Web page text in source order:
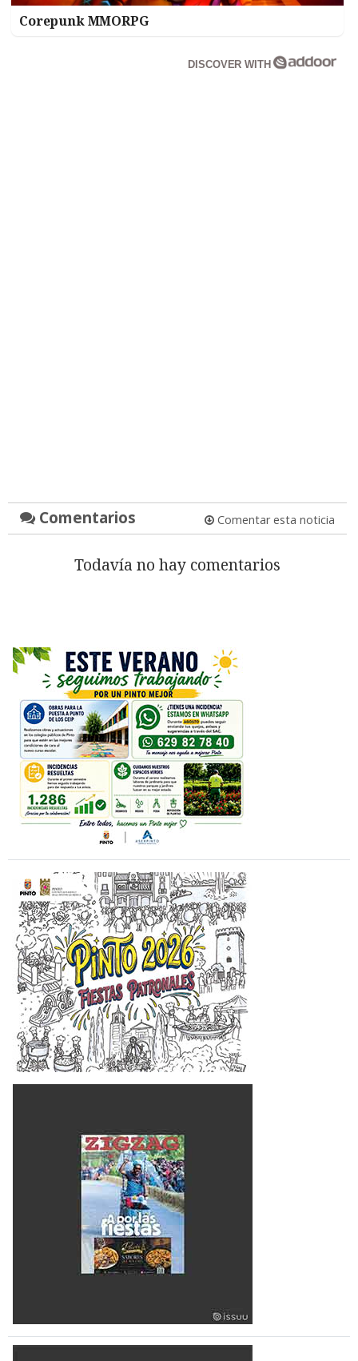
Corepunk MMORPG
DISCOVER WITH
Comentarios Comentar esta noticia
Todavía no hay comentarios